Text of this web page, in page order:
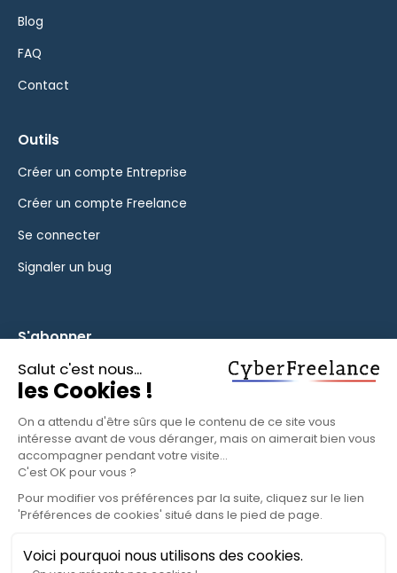
Blog
FAQ
Contact
Outils
Créer un compte Entreprise
Créer un compte Freelance
Se connecter
Signaler un bug
S'abonner
Inscrivez-vous à notre newsletter pour rester informé des
fonctionnalités et des nouveautés.
S'ABONNER
© 2025 CyberFreelance. Tous droits réservés.